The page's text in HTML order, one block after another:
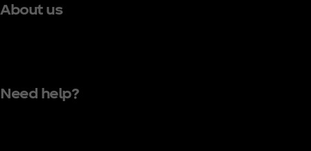
About us
Need help?